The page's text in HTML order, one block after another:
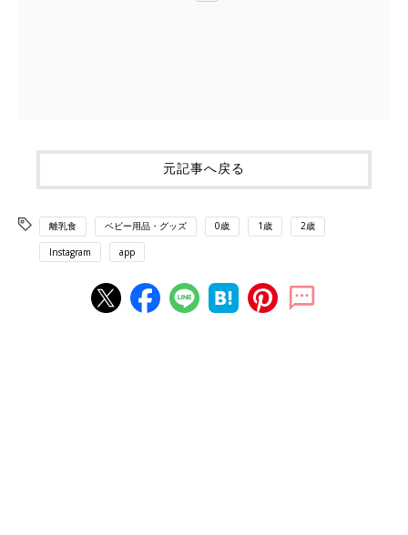
元記事へ戻る
離乳食 ベビー用品・グッズ 0歳 1歳 2歳
Instagram app